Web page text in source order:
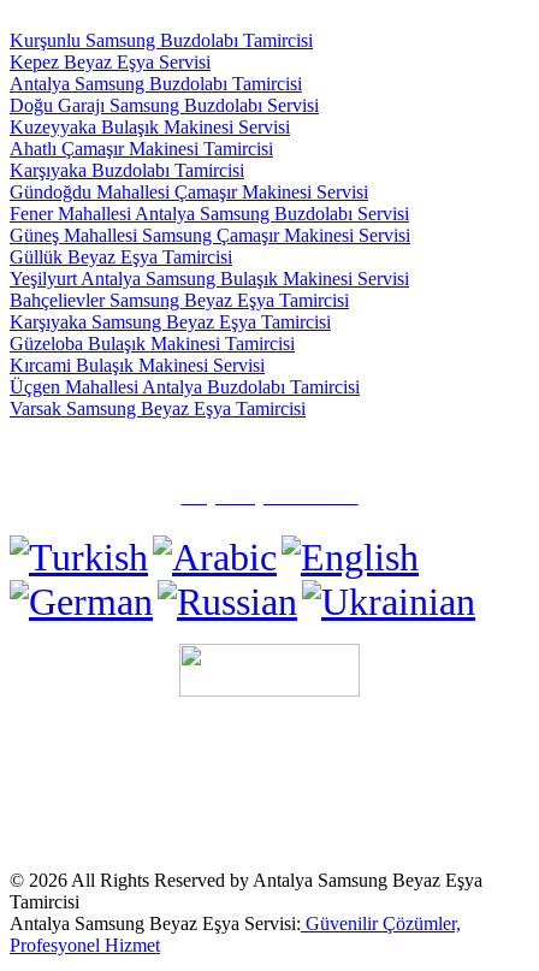
Kurşunlu Samsung Buzdolabı Tamircisi
Kepez Beyaz Eşya Servisi
Antalya Samsung Buzdolabı Tamircisi
Doğu Garajı Samsung Buzdolabı Servisi
Kuzeyyaka Bulaşık Makinesi Servisi
Ahatlı Çamaşır Makinesi Tamircisi
Karşıyaka Buzdolabı Tamircisi
Gündoğdu Mahallesi Çamaşır Makinesi Servisi
Fener Mahallesi Antalya Samsung Buzdolabı Servisi
Güneş Mahallesi Samsung Çamaşır Makinesi Servisi
Güllük Beyaz Eşya Tamircisi
Yeşilyurt Antalya Samsung Bulaşık Makinesi Servisi
Bahçelievler Samsung Beyaz Eşya Tamircisi
Karşıyaka Samsung Beyaz Eşya Tamircisi
Güzeloba Bulaşık Makinesi Tamircisi
Kırcami Bulaşık Makinesi Servisi
Üçgen Mahallesi Antalya Buzdolabı Tamircisi
Varsak Samsung Beyaz Eşya Tamircisi
© 2026 All Rights Reserved by Antalya Samsung Beyaz Eşya
Tamircisi
Antalya Samsung Beyaz Eşya Servisi: Güvenilir Çözümler,
Profesyonel Hizmet